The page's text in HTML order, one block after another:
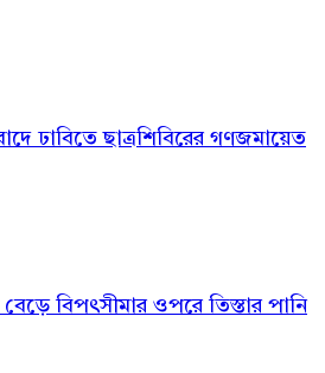
ঢাবিতে ছাত্রশিবিরের গণজমায়েত
বেড়ে বিপৎসীমার ওপরে তিস্তার পানি